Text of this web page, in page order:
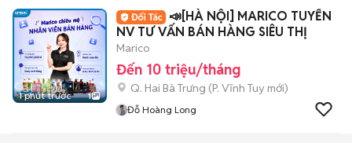
1 phút trước 1
📣[HÀ NỘI] MARICO TUYỂN
NV TƯ VẤN BÁN HÀNG SIÊU THỊ
Marico
Đến 10 triệu/tháng
Q. Hai Bà Trưng (P. Vĩnh Tuy mới)
Đỗ Hoàng Long